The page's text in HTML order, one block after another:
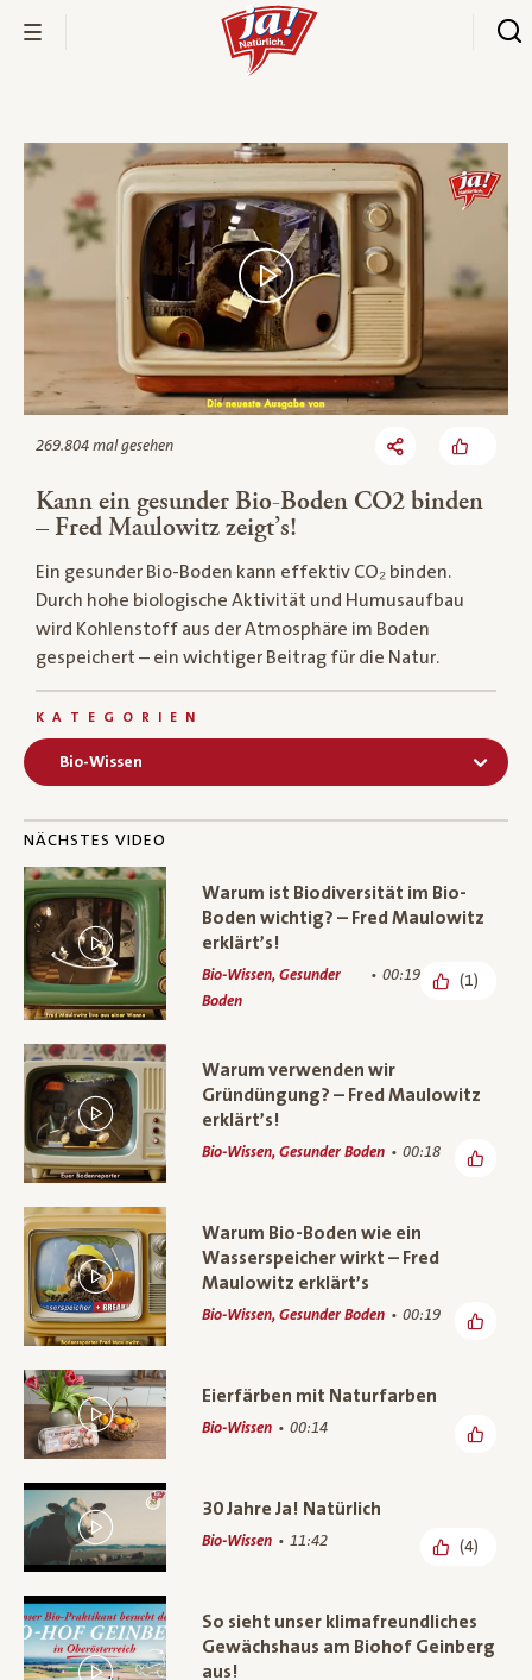
Bio-Thek
269.804 mal gesehen
Kann ein gesunder Bio-Boden CO2 binden
– Fred Maulowitz zeigt’s!
Ein gesunder Bio-Boden kann effektiv CO₂ binden.
Durch hohe biologische Aktivität und Humusaufbau
wird Kohlenstoff aus der Atmosphäre im Boden
gespeichert – ein wichtiger Beitrag für die Natur.
KATEGORIEN
Bio-Wissen
NÄCHSTES VIDEO
Warum ist Biodiversität im Bio-
Boden wichtig? – Fred Maulowitz
erklärt’s!
Bio-Wissen, Gesunder
Boden
00:19 (1)
Warum verwenden wir
Gründüngung? – Fred Maulowitz
erklärt’s!
Bio-Wissen, Gesunder Boden 00:18
Warum Bio-Boden wie ein
Wasserspeicher wirkt – Fred
Maulowitz erklärt’s
Bio-Wissen, Gesunder Boden 00:19
Eierfärben mit Naturfarben
Bio-Wissen 00:14
30 Jahre Ja! Natürlich
Bio-Wissen 11:42 (4)
So sieht unser klimafreundliches
Gewächshaus am Biohof Geinberg
aus!